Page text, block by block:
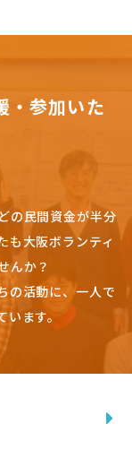
・参加いた
の民間資金が半分
も大阪ボランティ
んか？
の活動に、一人で
います。